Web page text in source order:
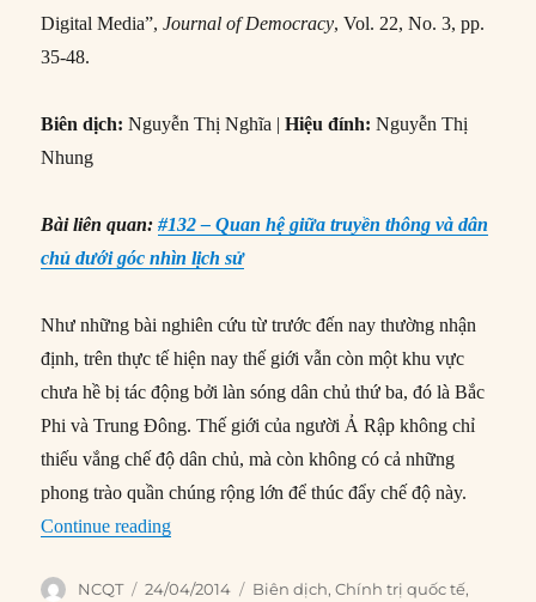
Digital Media”,Journal of Democracy, Vol. 22, No. 3, pp.
35-48.
Biên dịch: Nguyễn Thị Nghĩa |Hiệu đính: Nguyễn Thị
Nhung
Bài liên quan:#132 – Quan hệ giữa truyền thông và dân
chủ dưới góc nhìn lịch sử
Như những bài nghiên cứu từ trước đến nay thường nhận
định, trên thực tế hiện nay thế giới vẫn còn một khu vực
chưa hề bị tác động bởi làn sóng dân chủ thứ ba, đó là Bắc
Phi và Trung Đông. Thế giới của người Ả Rập không chỉ
thiếu vắng chế độ dân chủ, mà còn không có cả những
phong trào quần chúng rộng lớn để thúc đẩy chế độ này.
Continue reading“#150 – Vai trò của truyền thông kỹ thuật số
Author
NCQT
Posted
24/04/2014 Categories
Biên dịch,Chính trị quốc tế,